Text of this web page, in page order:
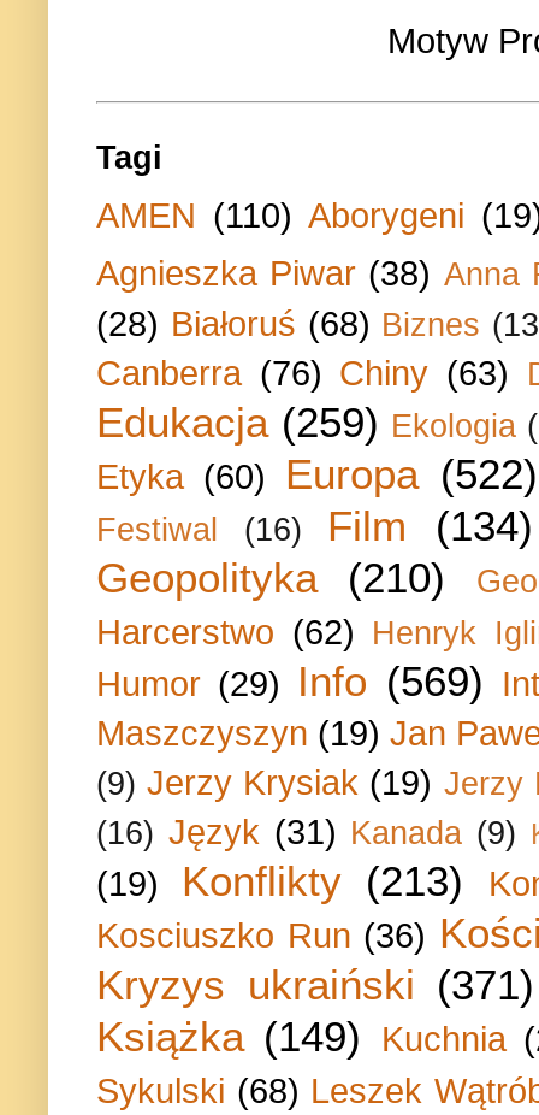
Motyw
Tagi
AMEN (110) Aborygeni
Agnieszka Piwar (38) Anna
(28) Białoruś (68) Biznes
Canberra (76) Chiny (63)
Edukacja (259) Ekologia
Etyka (60) Europa (522)
Festiwal (16) Film
(134)
Geopolityka
(210)
Harcerstwo (62) Henryk
Humor (29) Info (569)
Maszczyszyn (19) Jan
(9) Jerzy Krysiak (19) Jerzy
(16) Język (31) Kanada (9)
(19) Konflikty (213)
Kosciuszko Run (36)
Kryzys ukraiński (371)
Książka (149) Kuchnia
Sykulski (68) Leszek